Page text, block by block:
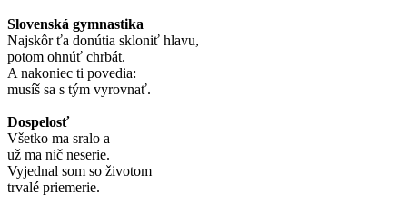
Slovenská gymnastika
Najskôr ťa donútia skloniť hlavu,
potom ohnúť chrbát.
A nakoniec ti povedia:
musíš sa s tým vyrovnať.
Dospelosť
Všetko ma sralo a
už ma nič neserie.
Vyjednal som so životom
trvalé priemerie.